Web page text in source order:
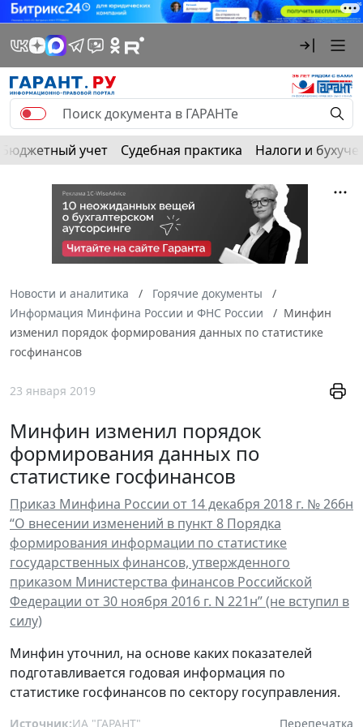
Бюджетный учет Судебная практика Налоги и
Новости и аналитика
Горячие документы
Информация Минфина России и ФНС России
Минфин
изменил порядок формирования данных по статистике
госфинансов
23 января 2019
Минфин изменил порядок
формирования данных по
статистике госфинансов
Приказ Минфина России от 14 декабря 2018 г. № 266н
“О внесении изменений в пункт 8 Порядка
формирования информации по статистике
государственных финансов, утвержденного
приказом Министерства финансов Российской
Федерации от 30 ноября 2016 г. N 221н” (не вступил в
силу)
Минфин уточнил, на основе каких показателей
подготавливается годовая информация по
статистике госфинансов по сектору госуправления.
Источник:ИА "ГАРАНТ" Перепечатка